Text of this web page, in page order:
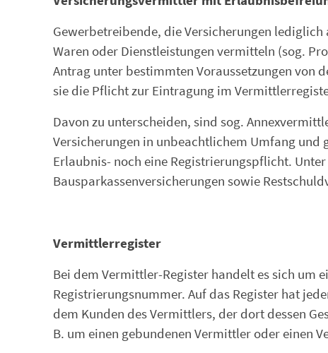
Gewerbetreibende, die Versicherungen
Waren oder Dienstleistungen vermitteln (sog.
Antrag unter bestimmten Voraussetzungen von
sie die Pflicht zur Eintragung im
Davon zu unterscheiden, sind sog.
Versicherungen in unbeachtlichem Umfang
Erlaubnis- noch eine Registrierungspflicht.
Bausparkassenversicherungen sowie
Vermittlerregister
Bei dem Vermittler-Register handelt es sich um
Registrierungsnummer. Auf das Register hat
dem Kunden des Vermittlers, der dort dessen
B. um einen gebundenen Vermittler oder einen